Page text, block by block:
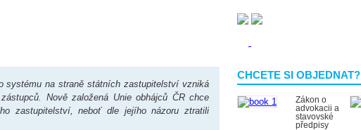
CHCETE SI OBJEDNAT?
Zákon o
advokacii a
stavovské
předpisy
systému na straně státních zastupitelství vzniká
Nově založená Unie obhájců ČR chce
zastupitelství, neboť dle jejího názoru ztratili